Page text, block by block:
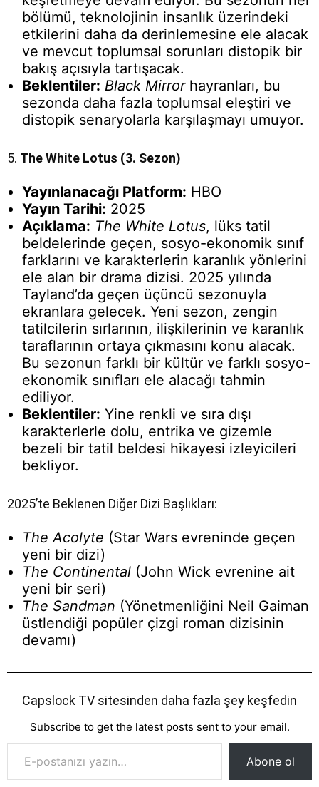
bölümü, teknolojinin insanlık üzerindeki
etkilerini daha da derinlemesine ele alacak
ve mevcut toplumsal sorunları distopik bir
bakış açısıyla tartışacak.
Beklentiler: Black Mirrorhayranları, bu
sezonda daha fazla toplumsal eleştiri ve
distopik senaryolarla karşılaşmayı umuyor.
5. The White Lotus (3. Sezon)
Yayınlanacağı Platform: HBO
Yayın Tarihi: 2025
Açıklama: The White Lotus, lüks tatil
beldelerinde geçen, sosyo-ekonomik sınıf
farklarını ve karakterlerin karanlık yönlerini
ele alan bir drama dizisi. 2025 yılında
Tayland’da geçen üçüncü sezonuyla
ekranlara gelecek. Yeni sezon, zengin
tatilcilerin sırlarının, ilişkilerinin ve karanlık
taraflarının ortaya çıkmasını konu alacak.
Bu sezonun farklı bir kültür ve farklı sosyo-
ekonomik sınıfları ele alacağı tahmin
ediliyor.
Beklentiler: Yine renkli ve sıra dışı
karakterlerle dolu, entrika ve gizemle
bezeli bir tatil beldesi hikayesi izleyicileri
bekliyor.
2025’te Beklenen Diğer Dizi Başlıkları:
The Acolyte (Star Wars evreninde geçen
yeni bir dizi)
The Continental (John Wick evrenine ait
yeni bir seri)
The Sandman (Yönetmenliğini Neil Gaiman
üstlendiği popüler çizgi roman dizisinin
devamı)
Capslock TV sitesinden daha fazla şey keşfedin
Subscribe to get the latest posts sent to your email.
E-postanızı yazın…
Abone ol